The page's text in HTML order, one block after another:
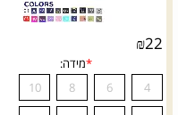
₪22